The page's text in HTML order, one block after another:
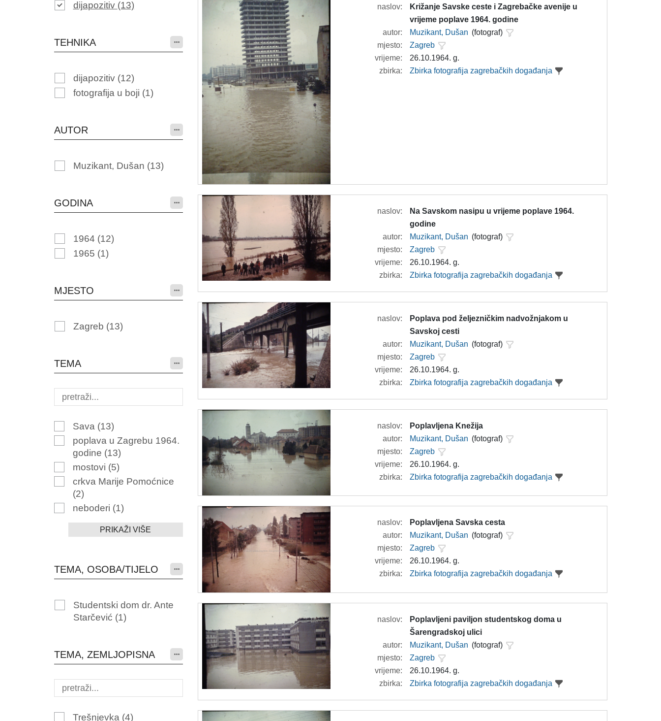
dijapozitiv (13)
TEHNIKA
dijapozitiv (12)
fotografija u boji (1)
AUTOR
Muzikant, Dušan (13)
GODINA
1964 (12)
1965 (1)
MJESTO
Zagreb (13)
TEMA
Sava (13)
poplava u Zagrebu 1964.
godine (13)
mostovi (5)
crkva Marije Pomoćnice
(2)
neboderi (1)
PRIKAŽI VIŠE
TEMA, OSOBA/TIJELO
Studentski dom dr. Ante
Starčević (1)
TEMA, ZEMLJOPISNA
Trešnjevka (4)
naslov:
Križanje Savske ceste i Zagrebačke avenije u
vrijeme poplave 1964. godine
autor:
Muzikant, Dušan (fotograf)
mjesto:
Zagreb
vrijeme:
26.10.1964. g.
zbirka:
Zbirka fotografija zagrebačkih događanja
naslov:
Na Savskom nasipu u vrijeme poplave 1964.
godine
autor:
Muzikant, Dušan (fotograf)
mjesto:
Zagreb
vrijeme:
26.10.1964. g.
zbirka:
Zbirka fotografija zagrebačkih događanja
naslov:
Poplava pod željezničkim nadvožnjakom u
Savskoj cesti
autor:
Muzikant, Dušan (fotograf)
mjesto:
Zagreb
vrijeme:
26.10.1964. g.
zbirka:
Zbirka fotografija zagrebačkih događanja
naslov:
Poplavljena Knežija
autor:
Muzikant, Dušan (fotograf)
mjesto:
Zagreb
vrijeme:
26.10.1964. g.
zbirka:
Zbirka fotografija zagrebačkih događanja
naslov:
Poplavljena Savska cesta
autor:
Muzikant, Dušan (fotograf)
mjesto:
Zagreb
vrijeme:
26.10.1964. g.
zbirka:
Zbirka fotografija zagrebačkih događanja
naslov:
Poplavljeni paviljon studentskog doma u
Šarengradskoj ulici
autor:
Muzikant, Dušan (fotograf)
mjesto:
Zagreb
vrijeme:
26.10.1964. g.
zbirka:
Zbirka fotografija zagrebačkih događanja